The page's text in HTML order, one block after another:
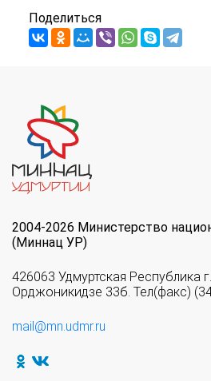
Поделиться
2004-2026 Министерство
(Миннац УР)
426063 Удмуртская Республика
Орджоникидзе 33б. Тел(факс)
mail@mn.udmr.ru